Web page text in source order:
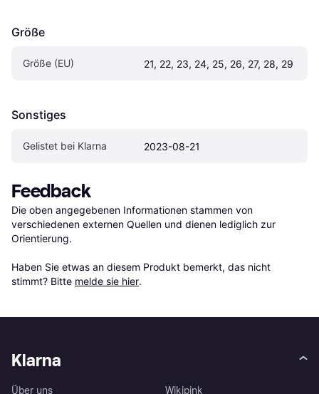
Größe
Größe (EU) 21, 22, 23, 24, 25, 26, 27, 28, 29
Sonstiges
Gelistet bei Klarna 2023-08-21
Feedback
Die oben angegebenen Informationen stammen von
verschiedenen externen Quellen und dienen lediglich zur
Orientierung.
Haben Sie etwas an diesem Produkt bemerkt, das nicht
stimmt? Bitte melde sie hier.
Klarna
Über uns
Wikipink